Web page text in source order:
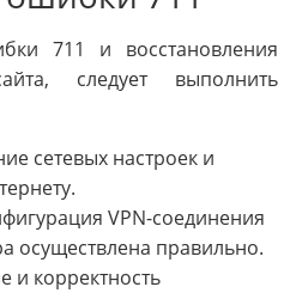
711 и восстановления
следует выполнить
сетевых настроек и
VPN-соединения
осуществлена правильно.
и корректность